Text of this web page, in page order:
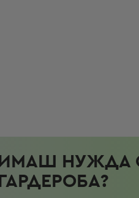
ИМАШ НУЖДА
ГАРДЕРОБА?